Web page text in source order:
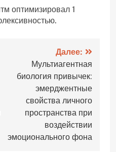
оптимизировал 1
Далее:
Мультиагентная
биология привычек:
эмерджентные
свойства личного
пространства при
воздействии
эмоционального фона